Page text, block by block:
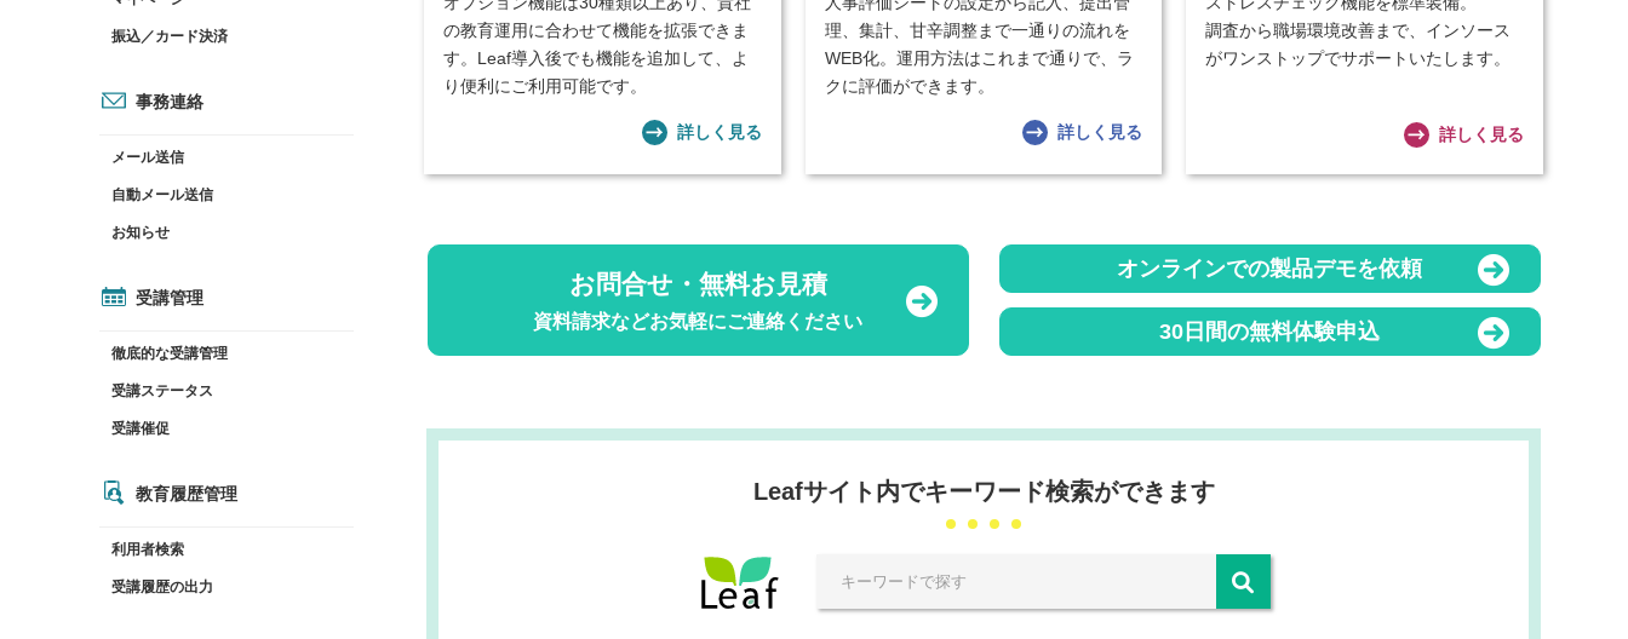
の教育運用に合わせて機能を拡張できま
す。Leaf導入後でも機能を追加して、よ
り便利にご利用可能です。
詳しく見る
理、集計、甘辛調整まで一通りの流れを
WEB化。運用方法はこれまで通りで、ラ
クに評価ができます。
詳しく見る
調査から職場環境改善まで、インソース
がワンストップでサポートいたします。
詳しく見る
お問合せ・無料お見積
資料請求などお気軽にご連絡ください
オンラインでの製品デモを依頼
30日間の無料体験申込
Leafサイト内でキーワード検索ができます
振込／カード決済
事務連絡
メール送信
自動メール送信
お知らせ
受講管理
徹底的な受講管理
受講ステータス
受講催促
教育履歴管理
利用者検索
受講履歴の出力